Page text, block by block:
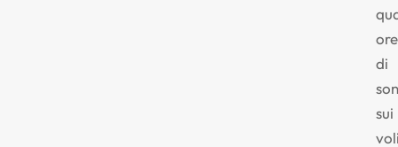
ore
di
sui